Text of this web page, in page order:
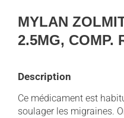
MYLAN
2.5MG, COMP.
Description
Ce médicament est
soulager les migraines.